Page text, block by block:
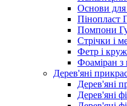
Основи
Пінопласт
Помпони
Стрічки і
Фетр і
Фоаміран з
Дерев'яні
Дерев'яні
Дерев'яні